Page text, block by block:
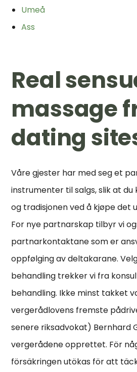
Umeå
Ass
Real
massage
dating
Våre gjester har med seg et
instrumenter til salgs, slik at
og tradisjonen ved å kjøpe det
For nye partnarskap tilbyr vi
partnarkontaktane som er
oppfølging av deltakarane.
behandling trekker vi fra
behandling. Ikke minst takket
vergerådlovens fremste
senere riksadvokat) Bernhard
vergerådene opprettet. För
försäkringen utökas för att